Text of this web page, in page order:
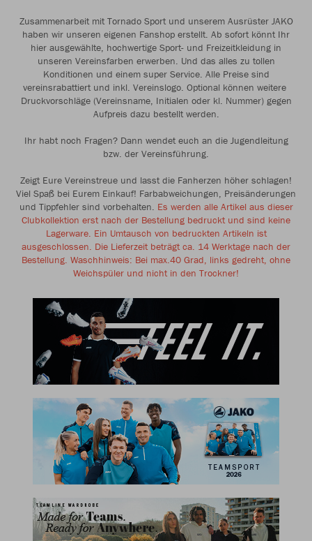
Zusammenarbeit mit Tornado Sport und unserem Ausrüster JAKO
haben wir unseren eigenen Fanshop erstellt. Ab sofort könnt Ihr
hier ausgewählte, hochwertige Sport- und Freizeitkleidung in
unseren Vereinsfarben erwerben. Und das alles zu tollen
Konditionen und einem super Service. Alle Preise sind
vereinsrabattiert und inkl. Vereinslogo. Optional können weitere
Druckvorschläge (Vereinsname, Initialen oder kl. Nummer) gegen
Aufpreis dazu bestellt werden.
Ihr habt noch Fragen? Dann wendet euch an die Jugendleitung
bzw. der Vereinsführung.
Zeigt Eure Vereinstreue und lasst die Fanherzen höher schlagen!
Viel Spaß bei Eurem Einkauf! Farbabweichungen, Preisänderungen
und Tippfehler sind vorbehalten. Es werden alle Artikel aus dieser
Clubkollektion erst nach der Bestellung bedruckt und sind keine
Lagerware. Ein Umtausch von bedruckten Artikeln ist
ausgeschlossen. Die Lieferzeit beträgt ca. 14 Werktage nach der
Bestellung. Waschhinweis: Bei max.40 Grad, links gedreht, ohne
Weichspüler und nicht in den Trockner!